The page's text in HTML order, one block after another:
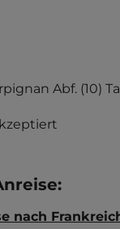
Abf.
:
nach